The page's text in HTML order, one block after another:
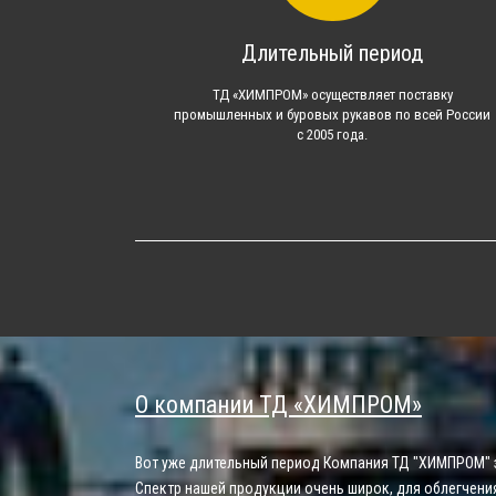
Длительный период
ТД «ХИМПРОМ» осуществляет поставку
промышленных и буровых рукавов по всей России
с 2005 года.
О компании ТД «ХИМПРОМ»
Вот уже длительный период Компания ТД "ХИМПРОМ"
Спектр нашей продукции очень широк, для